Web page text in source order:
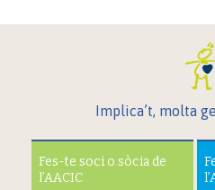
Implica’t, molta
Fes-te soci o sòcia de
l’AACIC